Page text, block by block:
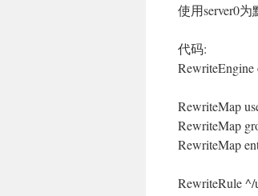
使用server0为
代码:
RewriteEngine
RewriteMap
RewriteMap
RewriteMap
RewriteRule